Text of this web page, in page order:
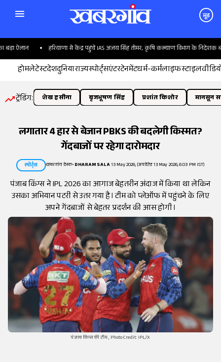
मूड
ऐलान हरियाणा से केंद्र पहुंचे IAS अजय सिंह तोमर, कृषि कल्याण विभाग के निदेशक बने
होमलेटेस्टदेशदुनियाराज्यस्पोर्ट्सएंटरटेनमेंटधर्म-कर्मलाइफस्टाइल
ट्रेंडिंग: शेख हसीना बृजभूषण सिंह प्रशांत किशोर मानसून
लगातार 4 हार से बेजान PBKS की बदलेगी किस्मत?
गेंदबाजों पर रहेगा दारोमदार
स्पोर्ट्स खबरगांव डेस्क•DHARAMSALA13 May 2026, (अपडेटेड 13 May 2026, 6:03 PM IST)
पंजाब किंग्स ने IPL 2026 का आगाज बेहतरीन अंदाज में किया था लेकिन
उसका अभियान पटरी से उतर गया है। टीम को प्लेऑफ में पहुंचने के लिए
अपने गेंदबाजों से बेहतर प्रदर्शन की आस होगी।
पंजाब किंग्स की टीम, Photo Credit: IPL/X